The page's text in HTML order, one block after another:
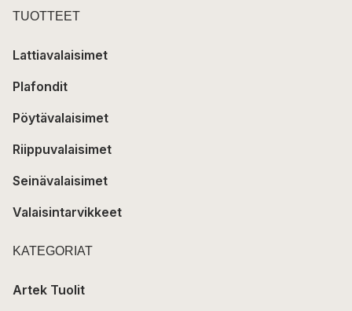
TUOTTEET
Lattiavalaisimet
Plafondit
Pöytävalaisimet
Riippuvalaisimet
Seinävalaisimet
Valaisintarvikkeet
KATEGORIAT
Artek Tuolit